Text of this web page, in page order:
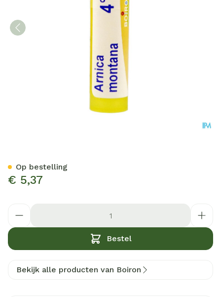
€ 5,37
Bestel
Op bestelling
Bekijk alle producten van Boiron